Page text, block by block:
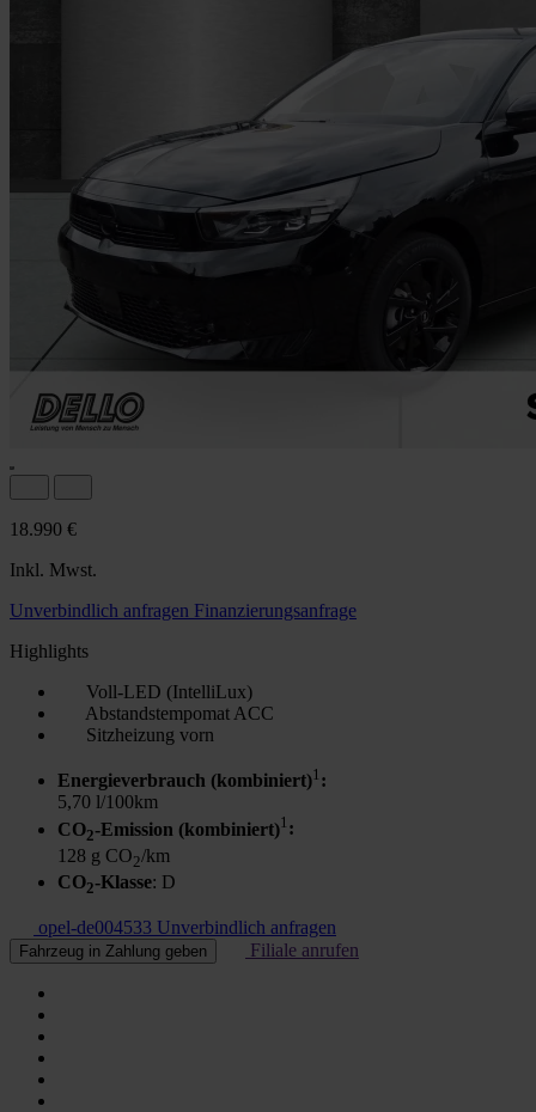
18.990 €
Inkl. Mwst.
Unverbindlich anfragen Finanzierungsanfrage
Highlights
Voll-LED (IntelliLux)
Abstandstempomat ACC
Sitzheizung vorn
Energieverbrauch (kombiniert)1 :
5,70 l/100km
CO2-Emission (kombiniert)1 :
128 g CO2/km
CO2-Klasse: D
opel-de004533 Unverbindlich anfragen
Fahrzeug in Zahlung geben Filiale anrufen